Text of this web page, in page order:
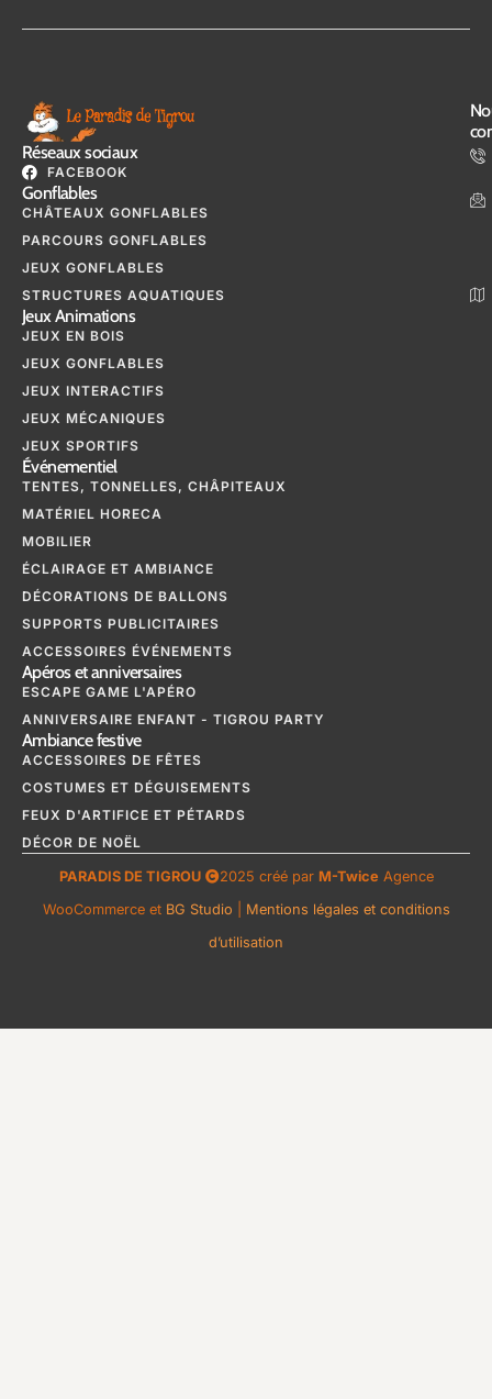
Réseaux sociaux
FACEBOOK
Gonflables
CHÂTEAUX GONFLABLES
PARCOURS GONFLABLES
JEUX GONFLABLES
STRUCTURES AQUATIQUES
Jeux Animations
JEUX EN BOIS
JEUX GONFLABLES
JEUX INTERACTIFS
JEUX MÉCANIQUES
JEUX SPORTIFS
Événementiel
TENTES, TONNELLES, CHÂPITEAUX
MATÉRIEL HORECA
MOBILIER
ÉCLAIRAGE ET AMBIANCE
DÉCORATIONS DE BALLONS
SUPPORTS PUBLICITAIRES
ACCESSOIRES ÉVÉNEMENTS
Apéros et anniversaires
ESCAPE GAME L'APÉRO
ANNIVERSAIRE ENFANT - TIGROU PARTY
Ambiance festive
ACCESSOIRES DE FÊTES
COSTUMES ET DÉGUISEMENTS
FEUX D'ARTIFICE ET PÉTARDS
DÉCOR DE NOËL
PARADIS DE TIGROU 2025 créé par M-Twice Agence
WooCommerce et BG Studio
Mentions légales et conditions
d’utilisation